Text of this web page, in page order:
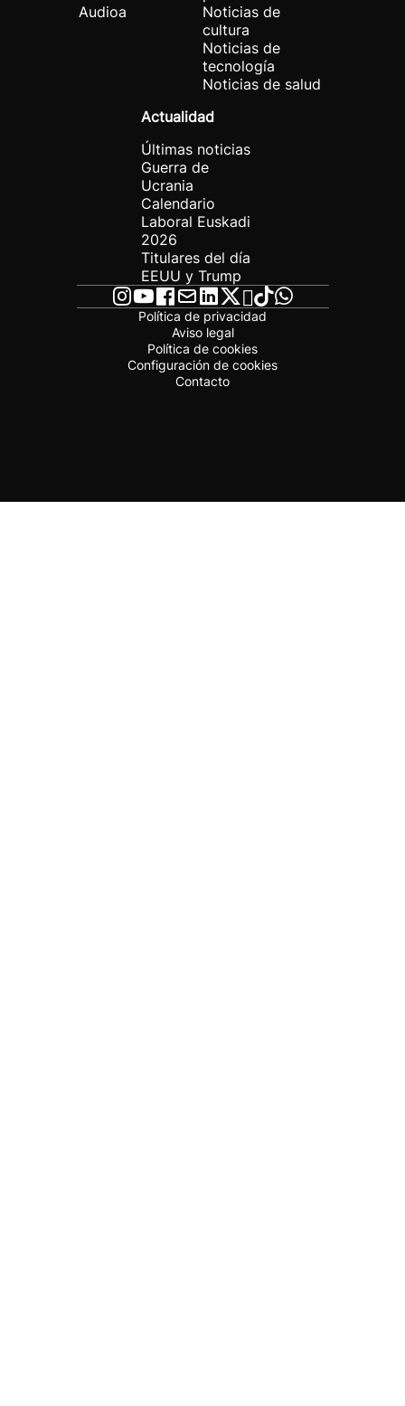
Audioa
Noticias de
cultura
Noticias de
tecnología
Noticias de salud
Actualidad
Últimas noticias
Guerra de
Ucrania
Calendario
Laboral Euskadi
2026
Titulares del día
EEUU y Trump
Política de privacidad
Aviso legal
Política de cookies
Configuración de cookies
Contacto